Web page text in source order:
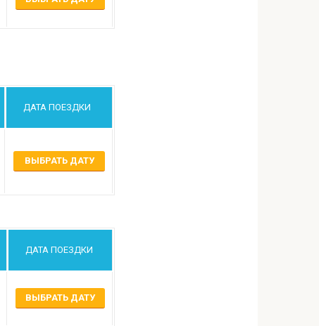
ДАТА ПОЕЗДКИ
ВЫБРАТЬ ДАТУ
ДАТА ПОЕЗДКИ
ВЫБРАТЬ ДАТУ